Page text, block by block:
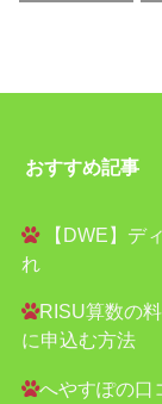
おすすめ記事
【DWE】
れ
RISU算数の
に申込む方法
へやすぽの口